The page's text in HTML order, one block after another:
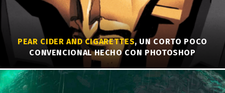
PEAR CIDER AND CIGARETTES, UN CORTO POCO
CONVENCIONAL HECHO CON PHOTOSHOP